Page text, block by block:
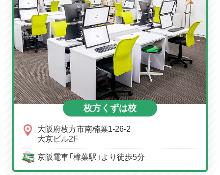
枚方くずは校
大阪府枚方市南楠葉1-26-2
大京ビル2F
京阪電車「樟葉駅」より徒歩5分